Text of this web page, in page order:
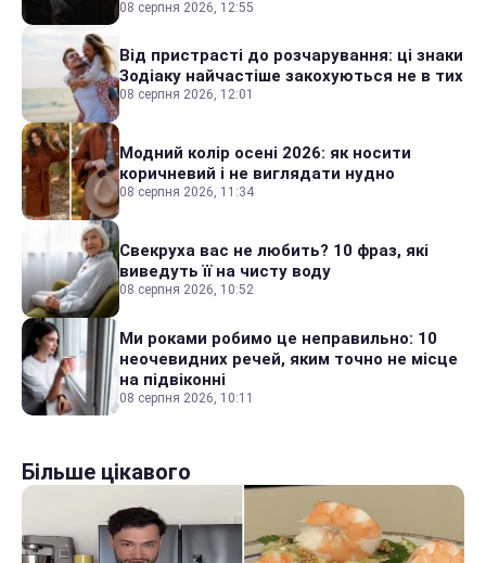
08 серпня 2026, 12:55
Від пристрасті до розчарування: ці знаки
Зодіаку найчастіше закохуються не в тих
08 серпня 2026, 12:01
Модний колір осені 2026: як носити
коричневий і не виглядати нудно
08 серпня 2026, 11:34
Свекруха вас не любить? 10 фраз, які
виведуть її на чисту воду
08 серпня 2026, 10:52
Ми роками робимо це неправильно: 10
неочевидних речей, яким точно не місце
на підвіконні
08 серпня 2026, 10:11
Більше цікавого